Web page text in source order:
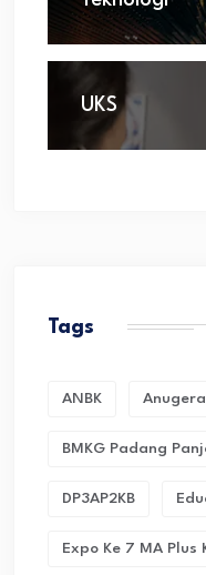
UKS
Tags
ANBK
BMKG Padang
DP3AP2KB
Expo Ke 7 MA